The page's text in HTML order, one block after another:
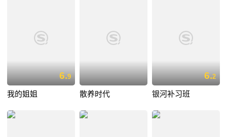
6.9
我的姐姐 散养时代
6.2
银河补习班